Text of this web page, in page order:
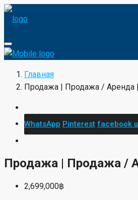
Главная
Продажа | Продажа / Аренда |
WhatsApp Pinterest facebook
Продажа | Продажа /
2,699,000฿